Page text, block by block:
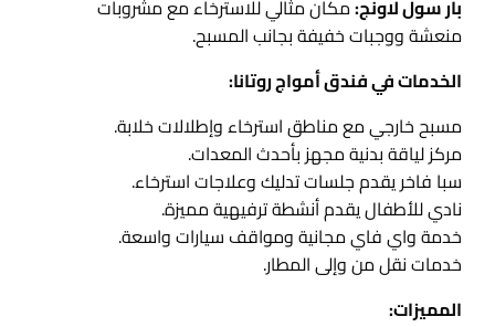
بار سول لاونج:مكان مثالي للاسترخاء مع مشروبات
منعشة ووجبات خفيفة بجانب المسبح.
الخدمات في فندق أمواج روتانا:
مسبح خارجي مع مناطق استرخاء وإطلالات خلابة.
مركز لياقة بدنية مجهز بأحدث المعدات.
سبا فاخر يقدم جلسات تدليك وعلاجات استرخاء.
نادي للأطفال يقدم أنشطة ترفيهية مميزة.
خدمة واي فاي مجانية ومواقف سيارات واسعة.
خدمات نقل من وإلى المطار.
المميزات: